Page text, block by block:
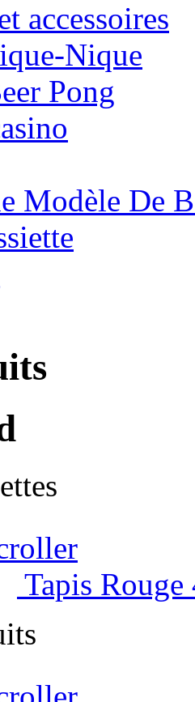
accessoires
Nique
Pong
Modèle De
Tapis